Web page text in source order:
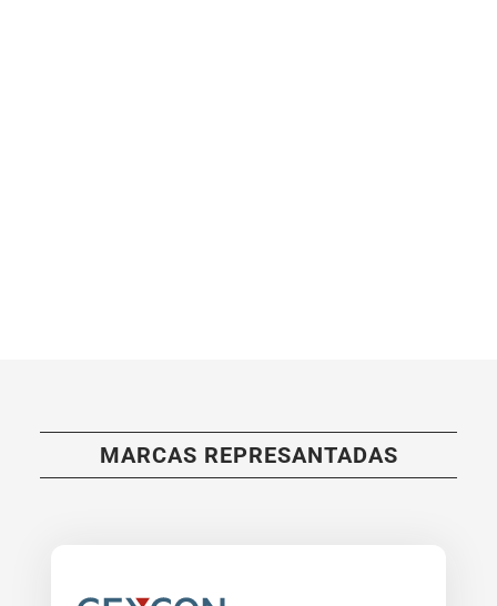
MARCAS REPRESANTADAS